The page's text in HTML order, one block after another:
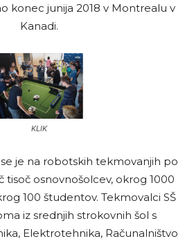
konec junija 2018 v Montrealu v
Kanadi.
KLIK
je na robotskih tekmovanjih po
tisoč osnovnošolcev, okrog 1000
100 študentov. Tekmovalci SŠ
iz srednjih strokovnih šol s
Elektrotehnika, Računalništvo